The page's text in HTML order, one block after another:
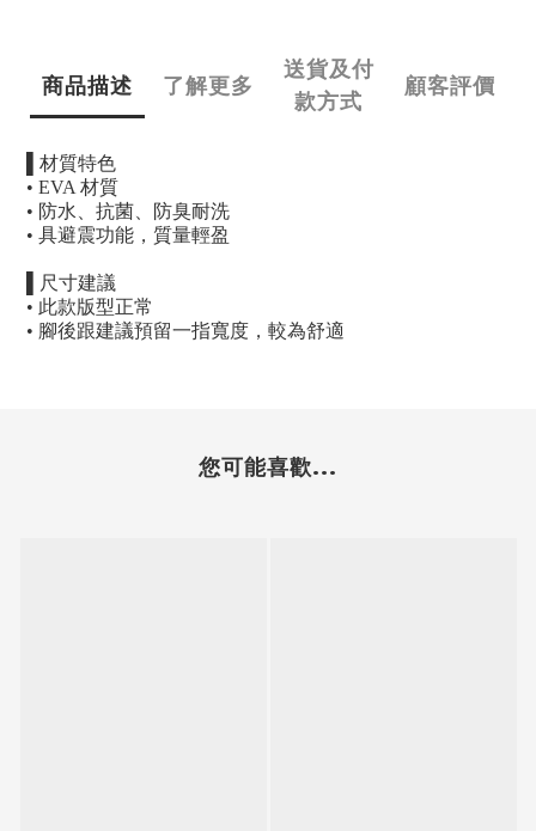
商品描述 了解更多
送貨及付
款方式
顧客評價
材質特色
• EVA 材質
• 防水、抗菌、防臭耐洗
• 具避震功能，質量輕盈
尺寸建議
• 此款版型正常
• 腳後跟建議預留一指寬度，較為舒適
您可能喜歡...